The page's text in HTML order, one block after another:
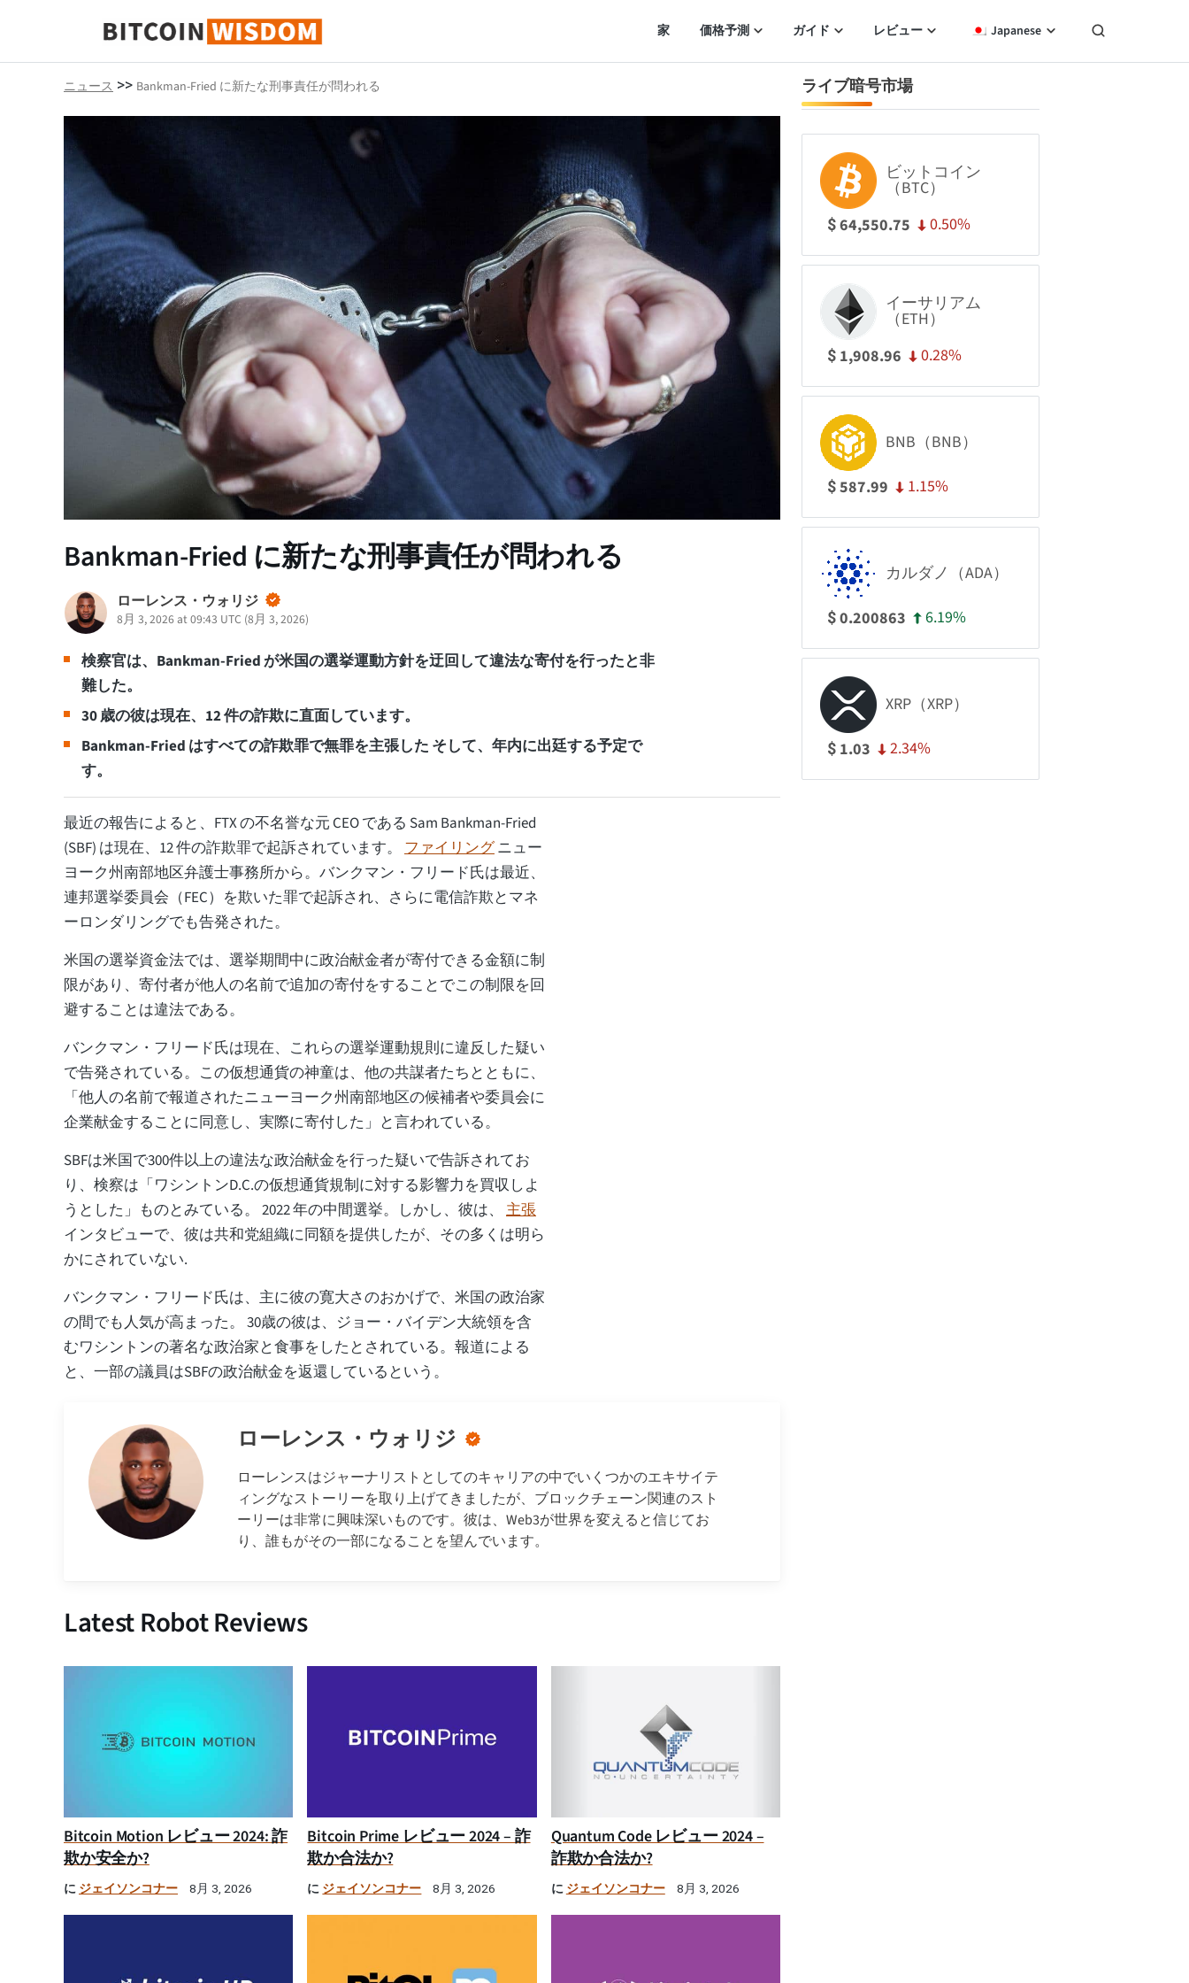
ビットコインの知恵
家 価格予測 ガイド レビュー Japanese
ニュース >> Bankman-Fried に新たな刑事責任が問われる
Bankman-Fried に新たな刑事責任が問われる
ローレンス・ウォリジ
8月 3, 2026 at 09:43 UTC (8月 3, 2026)
検察官は、Bankman-Fried が米国の選挙運動方針を迂回して違法な寄付を行ったと非
難した。
30 歳の彼は現在、12 件の詐欺に直面しています。
Bankman-Fried はすべての詐欺罪で無罪を主張した そして、年内に出廷する予定で
す。
最近の報告によると、FTX の不名誉な元 CEO である Sam Bankman-Fried
(SBF) は現在、12 件の詐欺罪で起訴されています。 ファイリングニュー
ヨーク州南部地区弁護士事務所から。バンクマン・フリード氏は最近、
連邦選挙委員会（FEC）を欺いた罪で起訴され、さらに電信詐欺とマネ
ーロンダリングでも告発された。
米国の選挙資金法では、選挙期間中に政治献金者が寄付できる金額に制
限があり、寄付者が他人の名前で追加の寄付をすることでこの制限を回
避することは違法である。
バンクマン・フリード氏は現在、これらの選挙運動規則に違反した疑い
で告発されている。この仮想通貨の神童は、他の共謀者たちとともに、
「他人の名前で報道されたニューヨーク州南部地区の候補者や委員会に
企業献金することに同意し、実際に寄付した」と言われている。
SBFは米国で300件以上の違法な政治献金を行った疑いで告訴されてお
り、検察は「ワシントンD.C.の仮想通貨規制に対する影響力を買収しよ
うとした」ものとみている。 2022 年の中間選挙。しかし、彼は、 主張
インタビューで、彼は共和党組織に同額を提供したが、その多くは明ら
かにされていない.
バンクマン・フリード氏は、主に彼の寛大さのおかげで、米国の政治家
の間でも人気が高まった。 30歳の彼は、ジョー・バイデン大統領を含
むワシントンの著名な政治家と食事をしたとされている。報道による
と、一部の議員はSBFの政治献金を返還しているという。
ローレンス・ウォリジ
ローレンスはジャーナリストとしてのキャリアの中でいくつかのエキサイテ
ィングなストーリーを取り上げてきましたが、ブロックチェーン関連のスト
ーリーは非常に興味深いものです。彼は、Web3が世界を変えると信じてお
り、誰もがその一部になることを望んでいます。
Latest Robot Reviews
Bitcoin Motion レビュー 2024: 詐
欺か安全か?
に ジェイソンコナー 8月 3, 2026
Bitcoin Prime レビュー 2024 – 詐
欺か合法か?
に ジェイソンコナー 8月 3, 2026
Quantum Code レビュー 2024 –
詐欺か合法か?
に ジェイソンコナー 8月 3, 2026
ライブ暗号市場
ビットコイン
（BTC）
$64,550.75 0.50%
イーサリアム
（ETH）
$ 1,908.96 0.28%
BNB（BNB）
$587.99 1.15%
カルダノ（ADA）
$0.200863 6.19%
XRP（XRP）
$ 1.03 2.34%